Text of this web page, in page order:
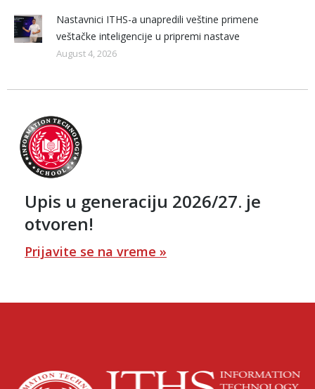
Nastavnici ITHS-a unapredili veštine primene
veštačke inteligencije u pripremi nastave
August 4, 2026
Upis u generaciju 2026/27. je
otvoren!
Prijavite se na vreme »